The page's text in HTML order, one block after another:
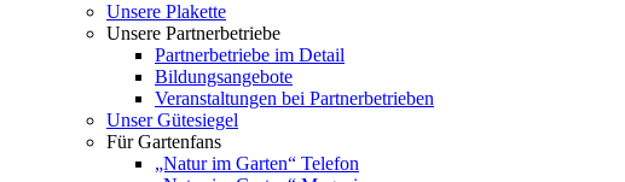
Unsere Plakette
Unsere Partnerbetriebe
Partnerbetriebe im Detail
Bildungsangebote
Veranstaltungen bei Partnerbetrieben
Unser Gütesiegel
Für Gartenfans
„Natur im Garten“ Telefon